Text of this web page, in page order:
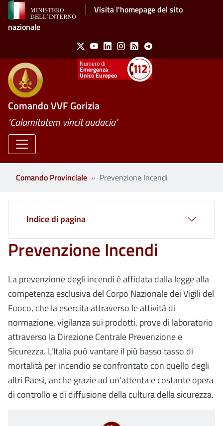
Salta al contenuto principaleVisita l'homepage del sito
nazionale
Social Menu
X YoutubeLinkedinInstagram
Feed Telegram
Emergenza
Unico Europeo
Comando VVF Gorizia
’Calamitatem vincit audacia’
Comando Provinciale Prevenzione Incendi
Prevenzione Incendi
La prevenzione degli incendi è affidata dalla legge alla
competenza esclusiva del Corpo Nazionale dei Vigili del
Fuoco, che la esercita attraverso le attività di
normazione, vigilanza sui prodotti, prove di laboratorio
attraverso la Direzione Centrale Prevenzione e
Sicurezza. L'Italia può vantare il più basso tasso di
mortalità per incendio se confrontato con quello degli
altri Paesi, anche grazie ad un’attenta e costante opera
di controllo e di diffusione della cultura della sicurezza.
Indice di pagina